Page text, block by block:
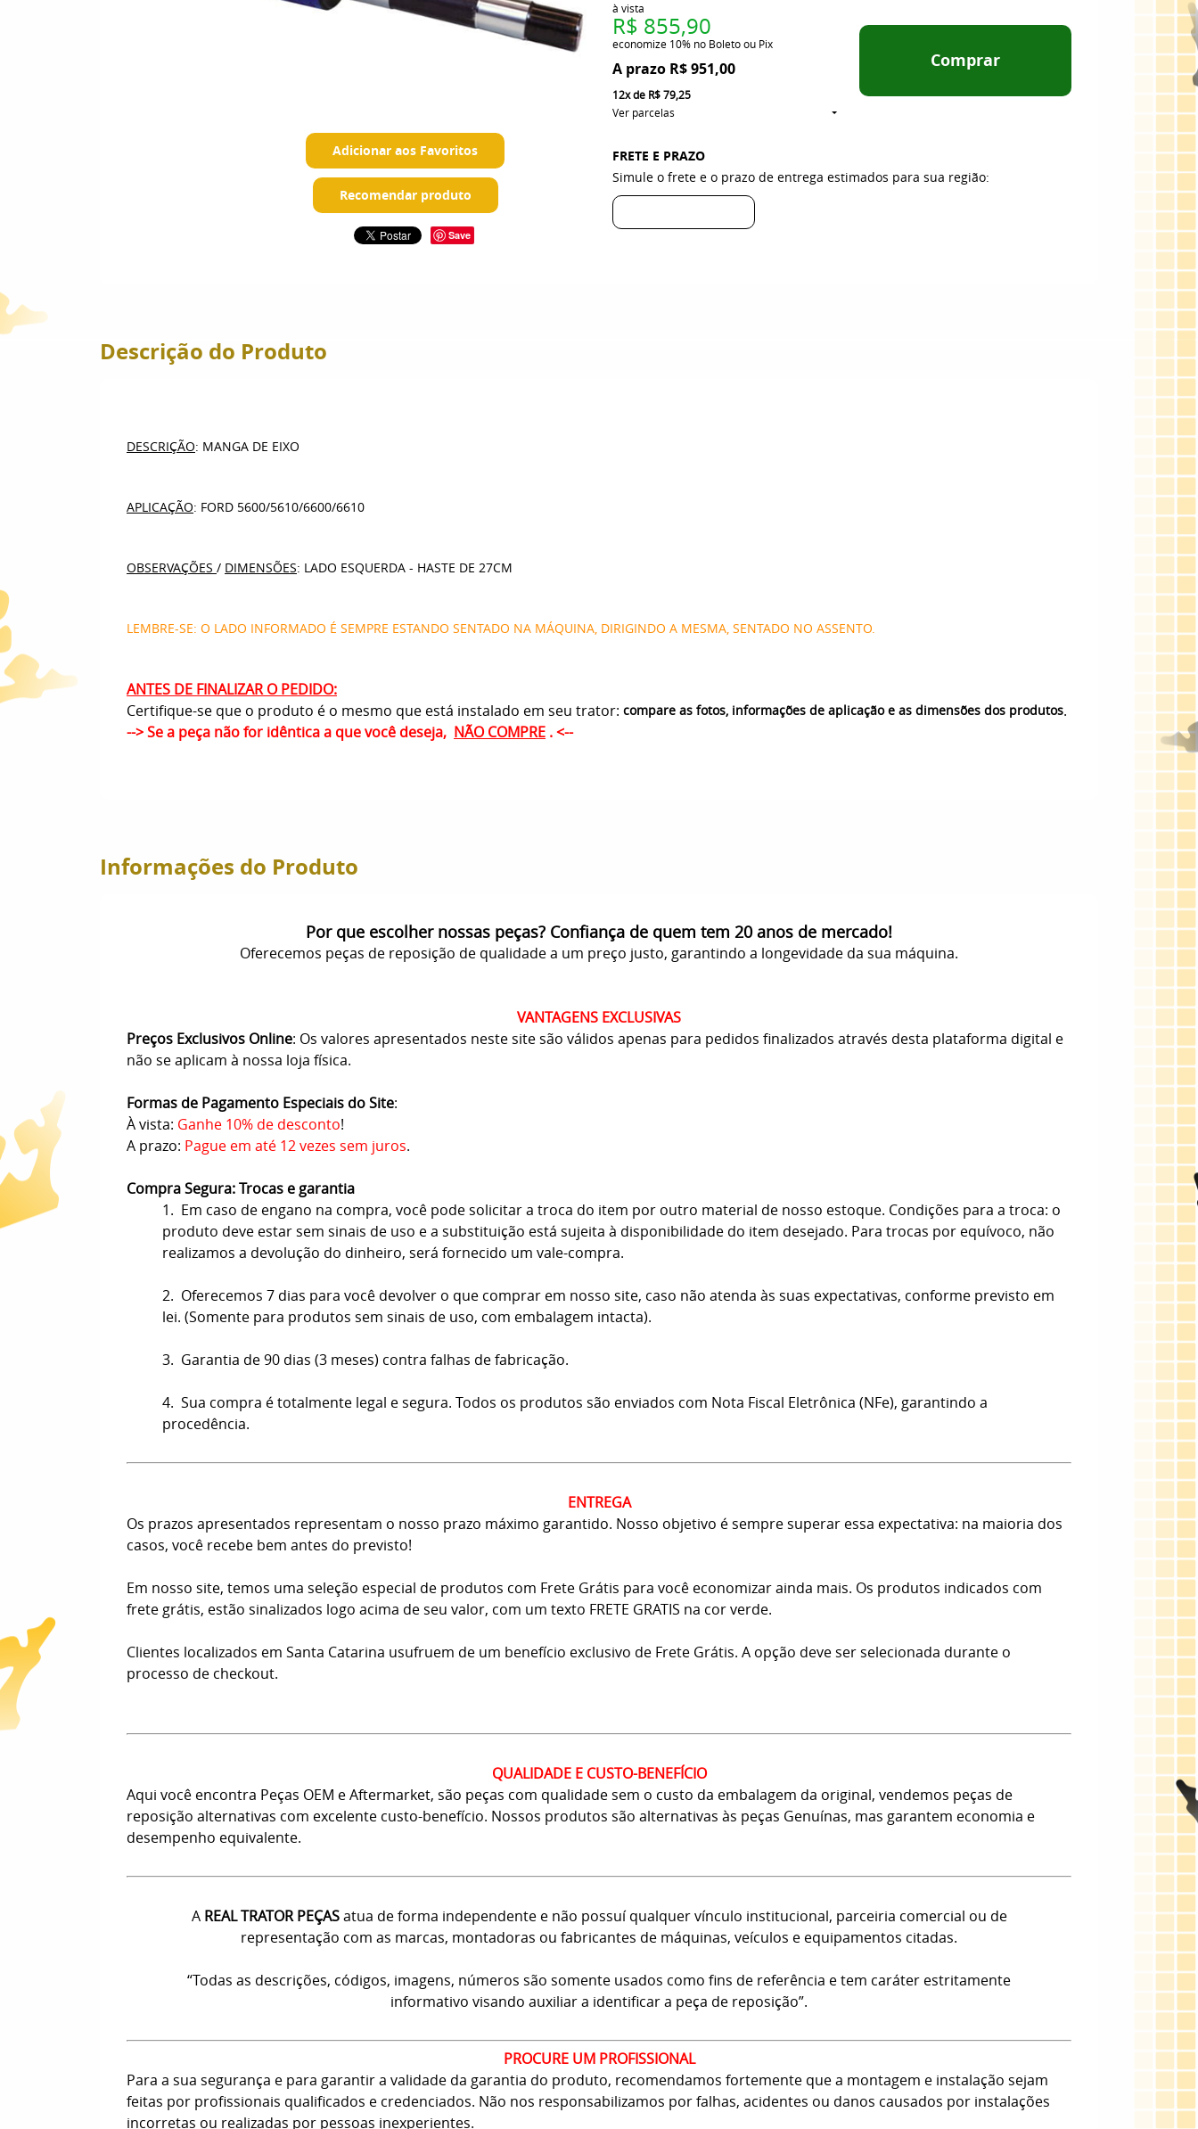
Adicionar aos Favoritos
Recomendar produto
Save
R$ 951,00
à vista
R$ 855,90
economize 10% no Boleto ou Pix
12xde R$ 79,25
Ver parcelas
Comprar
FRETE E PRAZO
Simule o frete e o prazo de entrega estimados para sua região:
Descrição do Produto
DESCRIÇÃO: MANGA DE EIXO
APLICAÇÃO: FORD 5600/5610/6600/6610
OBSERVAÇÕES / DIMENSÕES: LADO ESQUERDA - HASTE DE 27CM
LEMBRE-SE: O LADO INFORMADO É SEMPRE ESTANDO SENTADO NA MÁQUINA, DIRIGINDO A MESMA, SENTADO NO ASSENTO.
ANTES DE FINALIZAR O PEDIDO:
Certifique-se que o produto é o mesmo que está instalado em seu trator: compare as fotos, informações de aplicação e as dimensões dos produtos.
--> Se a peça não for idêntica a que você deseja, NÃO COMPRE . <--
Informações do Produto
Por que escolher nossas peças? Confiança de quem tem 20 anos de mercado!
Oferecemos peças de reposição de qualidade a um preço justo, garantindo a longevidade da sua máquina.
VANTAGENS EXCLUSIVAS
Preços Exclusivos Online: Os valores apresentados neste site são válidos apenas para pedidos finalizados através desta plataforma digital e
não se aplicam à nossa loja física.
Formas de Pagamento Especiais do Site:
À vista: Ganhe 10% de desconto!
A prazo: Pague em até 12 vezes sem juros.
Compra Segura: Trocas e garantia
1. Em caso de engano na compra, você pode solicitar a troca do item por outro material de nosso estoque. Condições para a troca: o
produto deve estar sem sinais de uso e a substituição está sujeita à disponibilidade do item desejado. Para trocas por equívoco, não
realizamos a devolução do dinheiro, será fornecido um vale-compra.
2. Oferecemos 7 dias para você devolver o que comprar em nosso site, caso não atenda às suas expectativas, conforme previsto em
lei. (Somente para produtos sem sinais de uso, com embalagem intacta).
3. Garantia de 90 dias (3 meses) contra falhas de fabricação.
4. Sua compra é totalmente legal e segura. Todos os produtos são enviados com Nota Fiscal Eletrônica (NFe), garantindo a
procedência.
ENTREGA
Os prazos apresentados representam o nosso prazo máximo garantido. Nosso objetivo é sempre superar essa expectativa: na maioria dos
casos, você recebe bem antes do previsto!
Em nosso site, temos uma seleção especial de produtos com Frete Grátis para você economizar ainda mais. Os produtos indicados com
frete grátis, estão sinalizados logo acima de seu valor, com um texto FRETE GRATIS na cor verde.
Clientes localizados em Santa Catarina usufruem de um benefício exclusivo de Frete Grátis. A opção deve ser selecionada durante o
processo de checkout.
QUALIDADE E CUSTO-BENEFÍCIO
Aqui você encontra Peças OEM e Aftermarket, são peças com qualidade sem o custo da embalagem da original, vendemos peças de
reposição alternativas com excelente custo-benefício. Nossos produtos são alternativas às peças Genuínas, mas garantem economia e
desempenho equivalente.
A REAL TRATOR PEÇASatua de forma independente e não possuí qualquer vínculo institucional, parceiria comercial ou de
representação com as marcas, montadoras ou fabricantes de máquinas, veículos e equipamentos citadas.
“Todas as descrições, códigos, imagens, números são somente usados como fins de referência e tem caráter estritamente
informativo visando auxiliar a identificar a peça de reposição”.
PROCURE UM PROFISSIONAL
Para a sua segurança e para garantir a validade da garantia do produto, recomendamos fortemente que a montagem e instalação sejam
feitas por profissionais qualificados e credenciados. Não nos responsabilizamos por falhas, acidentes ou danos causados por instalações
incorretas ou realizadas por pessoas inexperientes.